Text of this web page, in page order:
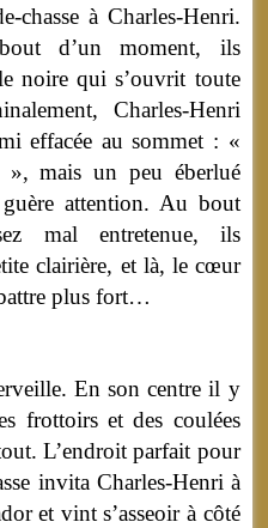
chasse à Charles-Henri.
d’un moment, ils
noire qui s’ouvrit toute
Charles-Henri
effacée au sommet : «
», mais un peu éberlué
attention. Au bout
mal entretenue, ils
clairière, et là, le cœur
plus fort…
En son centre il y
frottoirs et des coulées
L’endroit parfait pour
invita Charles-Henri à
et vint s’asseoir à côté